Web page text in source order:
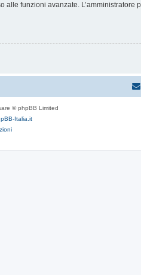
funzioni avanzate.
© phpBB Limited
Italia.it